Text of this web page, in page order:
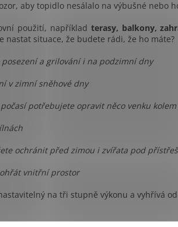
aby topidlo nesálalo na výbušné nebo
použití, například terasy, balkony,
nastat situace, že budete rádi, že ho máte?
a grilování i na podzimní dny
v zimní sněhové dny
potřebujete opravit něco venku
ochránit před zimou i zvířata pod
vnitřní prostor
na tři stupně výkonu a vyhřívá